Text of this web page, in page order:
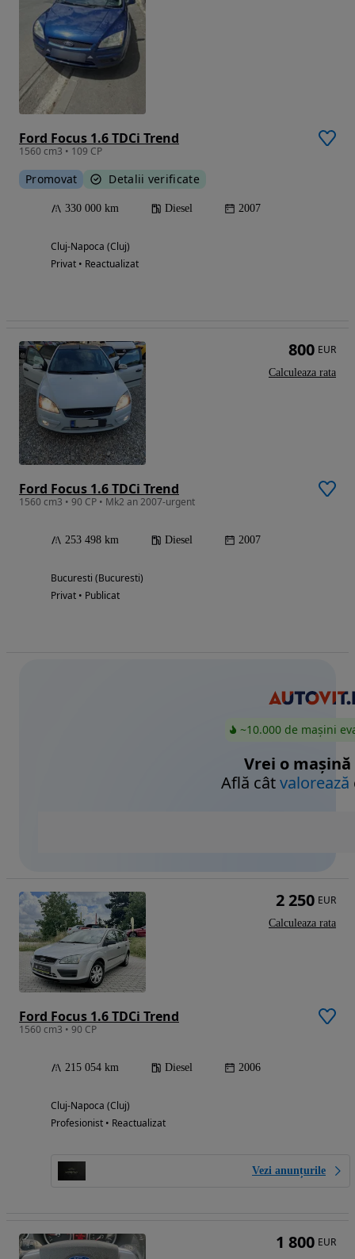
Ford Focus 1.6 TDCi Trend
1560 cm3 • 109 CP
Promovat Detalii verificate
330 000 km Diesel 2007
Cluj-Napoca (Cluj)
Privat • Reactualizat
Ford Focus 1.6 TDCi Trend
1560 cm3 • 90 CP • Mk2 an 2007-urgent
253 498 km Diesel 2007
Bucuresti (Bucuresti)
Privat • Publicat
800 EUR
Calculeaza rata
~10.000 de mașini
Vrei o mașină
Află câtvalorează
Ford Focus 1.6 TDCi Trend
1560 cm3 • 90 CP
215 054 km Diesel 2006
Cluj-Napoca (Cluj)
Profesionist • Reactualizat
Vezi anunțurile
2 250 EUR
Calculeaza rata
1 800 EUR